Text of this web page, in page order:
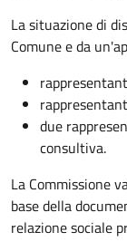
La situazione di
Comune e da
due
consultiva.
La Commissione
base della
relazione sociale